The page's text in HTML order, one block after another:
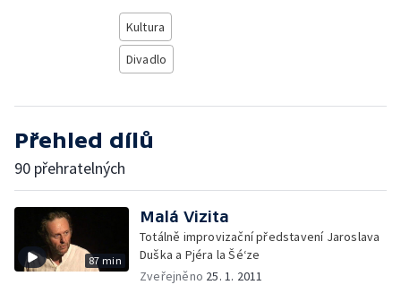
Kultura
Divadlo
Přehled dílů
90 přehratelných
87 min
Malá Vizita
Totálně improvizační představení Jaroslava
Duška a Pjéra la Šé‘ze
Zveřejněno 25. 1. 2011